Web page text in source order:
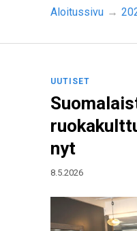
Aloitussivu →
UUTISET
nyt
8.5.2026